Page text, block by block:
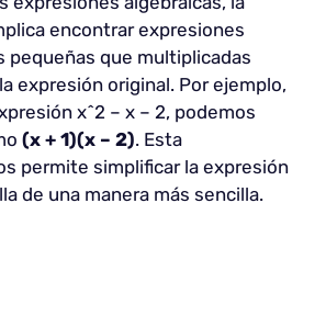
encontrar expresiones
pequeñas que multiplicadas
expresión original. Por ejemplo,
x^2 – x – 2, podemos
(x + 1)(x – 2). Esta
permite simplificar la expresión
de una manera más sencilla.